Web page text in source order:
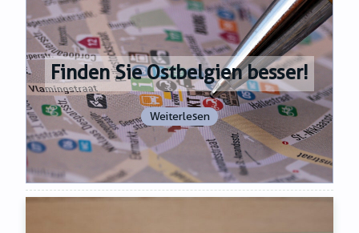
Finden Sie Ostbelgien besser!
Weiterlesen